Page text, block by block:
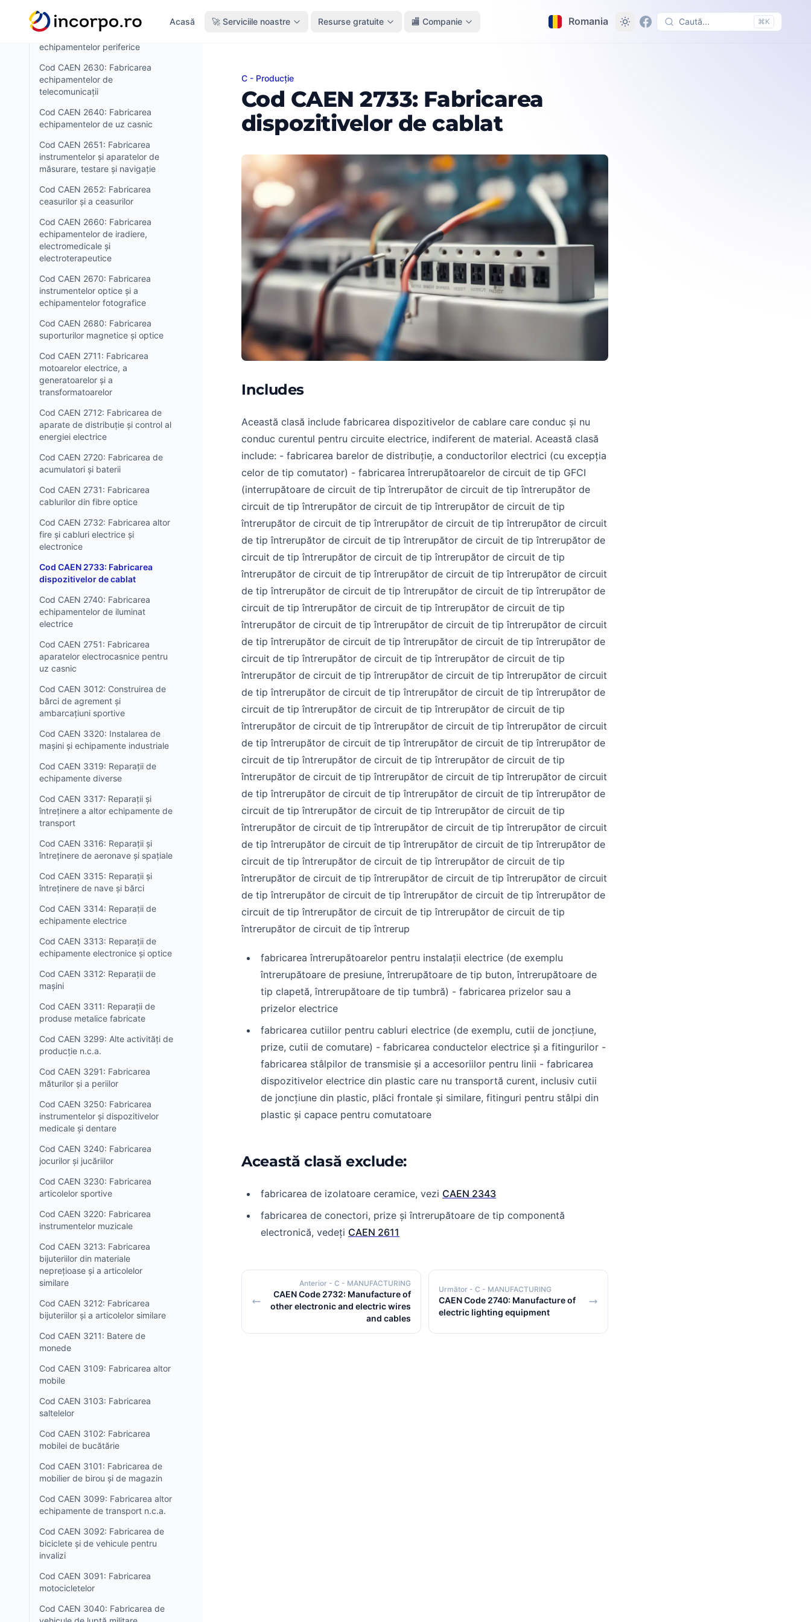
principal
Acasă 🚀 Serviciile noastre Resurse gratuite 🏬 Companie Romania Caută... ⌘K
Cod CAEN 2620: Fabricarea
calculatoarelor și a
echipamentelor periferice
Cod CAEN 2630: Fabricarea
echipamentelor de
telecomunicații
Cod CAEN 2640: Fabricarea
echipamentelor de uz casnic
Cod CAEN 2651: Fabricarea
instrumentelor și aparatelor de
măsurare, testare și navigație
Cod CAEN 2652: Fabricarea
ceasurilor și a ceasurilor
Cod CAEN 2660: Fabricarea
echipamentelor de iradiere,
electromedicale și
electroterapeutice
Cod CAEN 2670: Fabricarea
instrumentelor optice și a
echipamentelor fotografice
Cod CAEN 2680: Fabricarea
suporturilor magnetice și optice
Cod CAEN 2711: Fabricarea
motoarelor electrice, a
generatoarelor și a
transformatoarelor
Cod CAEN 2712: Fabricarea de
aparate de distribuție și control al
energiei electrice
Cod CAEN 2720: Fabricarea de
acumulatori și baterii
Cod CAEN 2731: Fabricarea
cablurilor din fibre optice
Cod CAEN 2732: Fabricarea altor
fire și cabluri electrice și
electronice
Cod CAEN 2733: Fabricarea
dispozitivelor de cablat
Cod CAEN 2740: Fabricarea
echipamentelor de iluminat
electrice
Cod CAEN 2751: Fabricarea
aparatelor electrocasnice pentru
uz casnic
Cod CAEN 3012: Construirea de
bărci de agrement și
ambarcațiuni sportive
Cod CAEN 3320: Instalarea de
mașini și echipamente industriale
Cod CAEN 3319: Reparații de
echipamente diverse
Cod CAEN 3317: Reparații și
întreținere a altor echipamente de
transport
Cod CAEN 3316: Reparații și
întreținere de aeronave și spațiale
Cod CAEN 3315: Reparații și
întreținere de nave și bărci
Cod CAEN 3314: Reparații de
echipamente electrice
Cod CAEN 3313: Reparații de
echipamente electronice și optice
Cod CAEN 3312: Reparații de
mașini
Cod CAEN 3311: Reparații de
produse metalice fabricate
Cod CAEN 3299: Alte activități de
producție n.c.a.
Cod CAEN 3291: Fabricarea
măturilor și a periilor
Cod CAEN 3250: Fabricarea
instrumentelor și dispozitivelor
medicale și dentare
Cod CAEN 3240: Fabricarea
jocurilor și jucăriilor
Cod CAEN 3230: Fabricarea
articolelor sportive
Cod CAEN 3220: Fabricarea
instrumentelor muzicale
Cod CAEN 3213: Fabricarea
bijuteriilor din materiale
neprețioase și a articolelor
similare
Cod CAEN 3212: Fabricarea
bijuteriilor și a articolelor similare
Cod CAEN 3211: Batere de
monede
Cod CAEN 3109: Fabricarea altor
mobile
Cod CAEN 3103: Fabricarea
saltelelor
Cod CAEN 3102: Fabricarea
mobilei de bucătărie
Cod CAEN 3101: Fabricarea de
mobilier de birou și de magazin
Cod CAEN 3099: Fabricarea altor
echipamente de transport n.c.a.
Cod CAEN 3092: Fabricarea de
biciclete și de vehicule pentru
invalizi
Cod CAEN 3091: Fabricarea
motocicletelor
Cod CAEN 3040: Fabricarea de
Cod CAEN 2733: Fabricarea dispozitivelor de cablat
C - Producție
Cod CAEN 2733: Fabricarea
dispozitivelor de cablat
Includes
Această clasă include fabricarea dispozitivelor de cablare care conduc și nu
conduc curentul pentru circuite electrice, indiferent de material. Această clasă
include: - fabricarea barelor de distribuție, a conductorilor electrici (cu excepția
celor de tip comutator) - fabricarea întrerupătoarelor de circuit de tip GFCI
(interrupătoare de circuit de tip întrerupător de circuit de tip întrerupător de
circuit de tip întrerupător de circuit de tip întrerupător de circuit de tip
întrerupător de circuit de tip întrerupător de circuit de tip întrerupător de circuit
de tip întrerupător de circuit de tip întrerupător de circuit de tip întrerupător de
circuit de tip întrerupător de circuit de tip întrerupător de circuit de tip
întrerupător de circuit de tip întrerupător de circuit de tip întrerupător de circuit
de tip întrerupător de circuit de tip întrerupător de circuit de tip întrerupător de
circuit de tip întrerupător de circuit de tip întrerupător de circuit de tip
întrerupător de circuit de tip întrerupător de circuit de tip întrerupător de circuit
de tip întrerupător de circuit de tip întrerupător de circuit de tip întrerupător de
circuit de tip întrerupător de circuit de tip întrerupător de circuit de tip
întrerupător de circuit de tip întrerupător de circuit de tip întrerupător de circuit
de tip întrerupător de circuit de tip întrerupător de circuit de tip întrerupător de
circuit de tip întrerupător de circuit de tip întrerupător de circuit de tip
întrerupător de circuit de tip întrerupător de circuit de tip întrerupător de circuit
de tip întrerupător de circuit de tip întrerupător de circuit de tip întrerupător de
circuit de tip întrerupător de circuit de tip întrerupător de circuit de tip
întrerupător de circuit de tip întrerupător de circuit de tip întrerupător de circuit
de tip întrerupător de circuit de tip întrerupător de circuit de tip întrerupător de
circuit de tip întrerupător de circuit de tip întrerupător de circuit de tip
întrerupător de circuit de tip întrerupător de circuit de tip întrerupător de circuit
de tip întrerupător de circuit de tip întrerupător de circuit de tip întrerupător de
circuit de tip întrerupător de circuit de tip întrerupător de circuit de tip
întrerupător de circuit de tip întrerupător de circuit de tip întrerupător de circuit
de tip întrerupător de circuit de tip întrerupător de circuit de tip întrerupător de
circuit de tip întrerupător de circuit de tip întrerupător de circuit de tip
întrerupător de circuit de tip întrerup
fabricarea întrerupătoarelor pentru instalații electrice (de exemplu
întrerupătoare de presiune, întrerupătoare de tip buton, întrerupătoare de
tip clapetă, întrerupătoare de tip tumbră) - fabricarea prizelor sau a
prizelor electrice
fabricarea cutiilor pentru cabluri electrice (de exemplu, cutii de joncțiune,
prize, cutii de comutare) - fabricarea conductelor electrice și a fitingurilor -
fabricarea stâlpilor de transmisie și a accesoriilor pentru linii - fabricarea
dispozitivelor electrice din plastic care nu transportă curent, inclusiv cutii
de joncțiune din plastic, plăci frontale și similare, fitinguri pentru stâlpi din
plastic și capace pentru comutatoare
Această clasă exclude:
fabricarea de izolatoare ceramice, vezi CAEN 2343
fabricarea de conectori, prize și întrerupătoare de tip componentă
electronică, vedeți CAEN 2611
Anterior - C - MANUFACTURING
CAEN Code 2732: Manufacture of
other electronic and electric wires
and cables
Următor - C - MANUFACTURING
CAEN Code 2740: Manufacture of
electric lighting equipment